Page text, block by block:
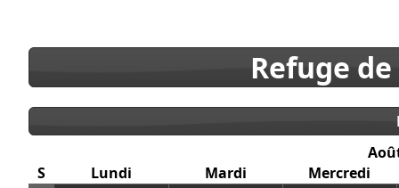
Refuge
S
Lundi Mardi
Mercredi